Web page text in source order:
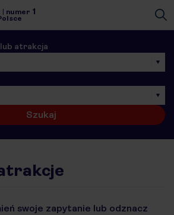
numer 1
atrakcja
Szukaj
swoje zapytanie lub odznacz